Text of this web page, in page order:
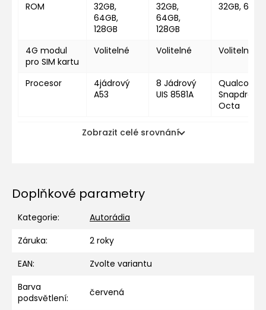
ROM
32GB,
64GB,
128GB
32GB,
64GB,
128GB
32GB,
4G modul
pro SIM kartu
Volitelné Volitelné Volitelné
Procesor
4jádrový
A53
8 Jádrový
UIS 8581A
Octa
Zobrazit celé srovnání
Doplňkové parametry
Kategorie:
Autorádia
Záruka:
2 roky
EAN:
Zvolte variantu
Barva
podsvětlení: červená